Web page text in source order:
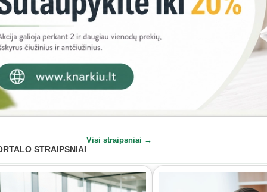
STRAIPSNIAI
Visi straipsniai →